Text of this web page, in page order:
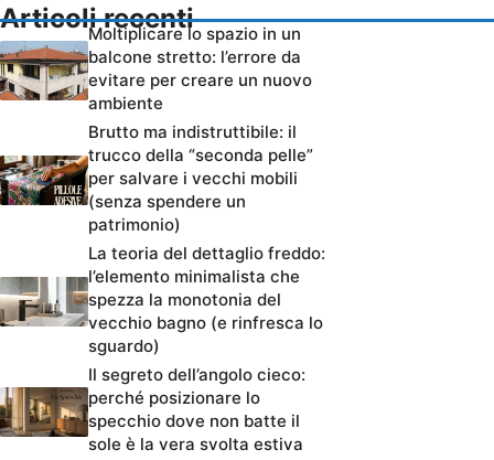
Articoli recenti
Moltiplicare lo spazio in un
balcone stretto: l’errore da
evitare per creare un nuovo
ambiente
Brutto ma indistruttibile: il
trucco della “seconda pelle”
per salvare i vecchi mobili
(senza spendere un
patrimonio)
La teoria del dettaglio freddo:
l’elemento minimalista che
spezza la monotonia del
vecchio bagno (e rinfresca lo
sguardo)
Il segreto dell’angolo cieco:
perché posizionare lo
specchio dove non batte il
sole è la vera svolta estiva